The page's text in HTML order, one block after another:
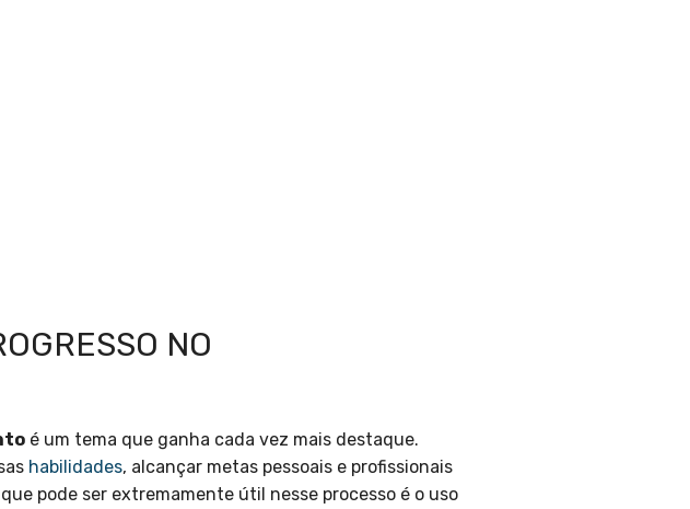
NO
é um tema que ganha cada vez mais destaque.
habilidades, alcançar metas pessoais e profissionais
pode ser extremamente útil nesse processo é o uso